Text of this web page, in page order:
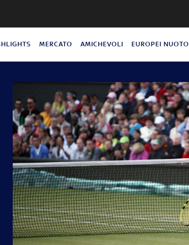
MERCATO AMICHEVOLI EUROPEI NUOTO